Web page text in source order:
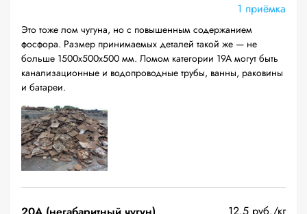
1 приёмка
Это тоже лом чугуна, но с повышенным содержанием
фосфора. Размер принимаемых деталей такой же — не
больше 1500х500х500 мм. Ломом категории 19А могут быть
канализационные и водопроводные трубы, ванны, раковины
и батареи.